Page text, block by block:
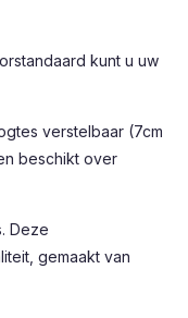
kunt u uw
verstelbaar (7cm
beschikt over
Deze
gemaakt van